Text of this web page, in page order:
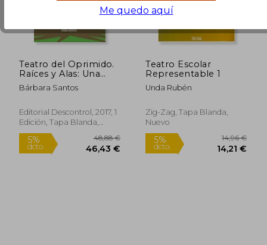
dcto. 13,30 € dcto. 9,50
Teatro del Oprimido.
Raíces y Alas: Una
teoría de la praxis
Bárbara Santos
Editorial Descontrol, 2017, 1
Edición, Tapa Blanda,
Nuevo
Teatro Escolar
Representable 1
Unda Rubén
Zig-Zag, Tapa Blanda,
Nuevo
Me quedo aquí